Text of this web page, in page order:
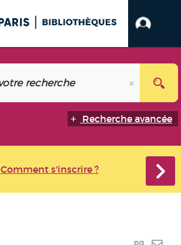
Recherche avancée
Comment s'inscrire ?
Lien